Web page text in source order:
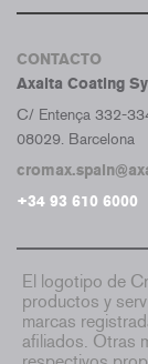
CONTACTO
Axalta Coating
C/ Entença 332-
08029. Barcelona
+34 93 610 6000
El logotipo de
productos y
marcas
afiliados. Otras